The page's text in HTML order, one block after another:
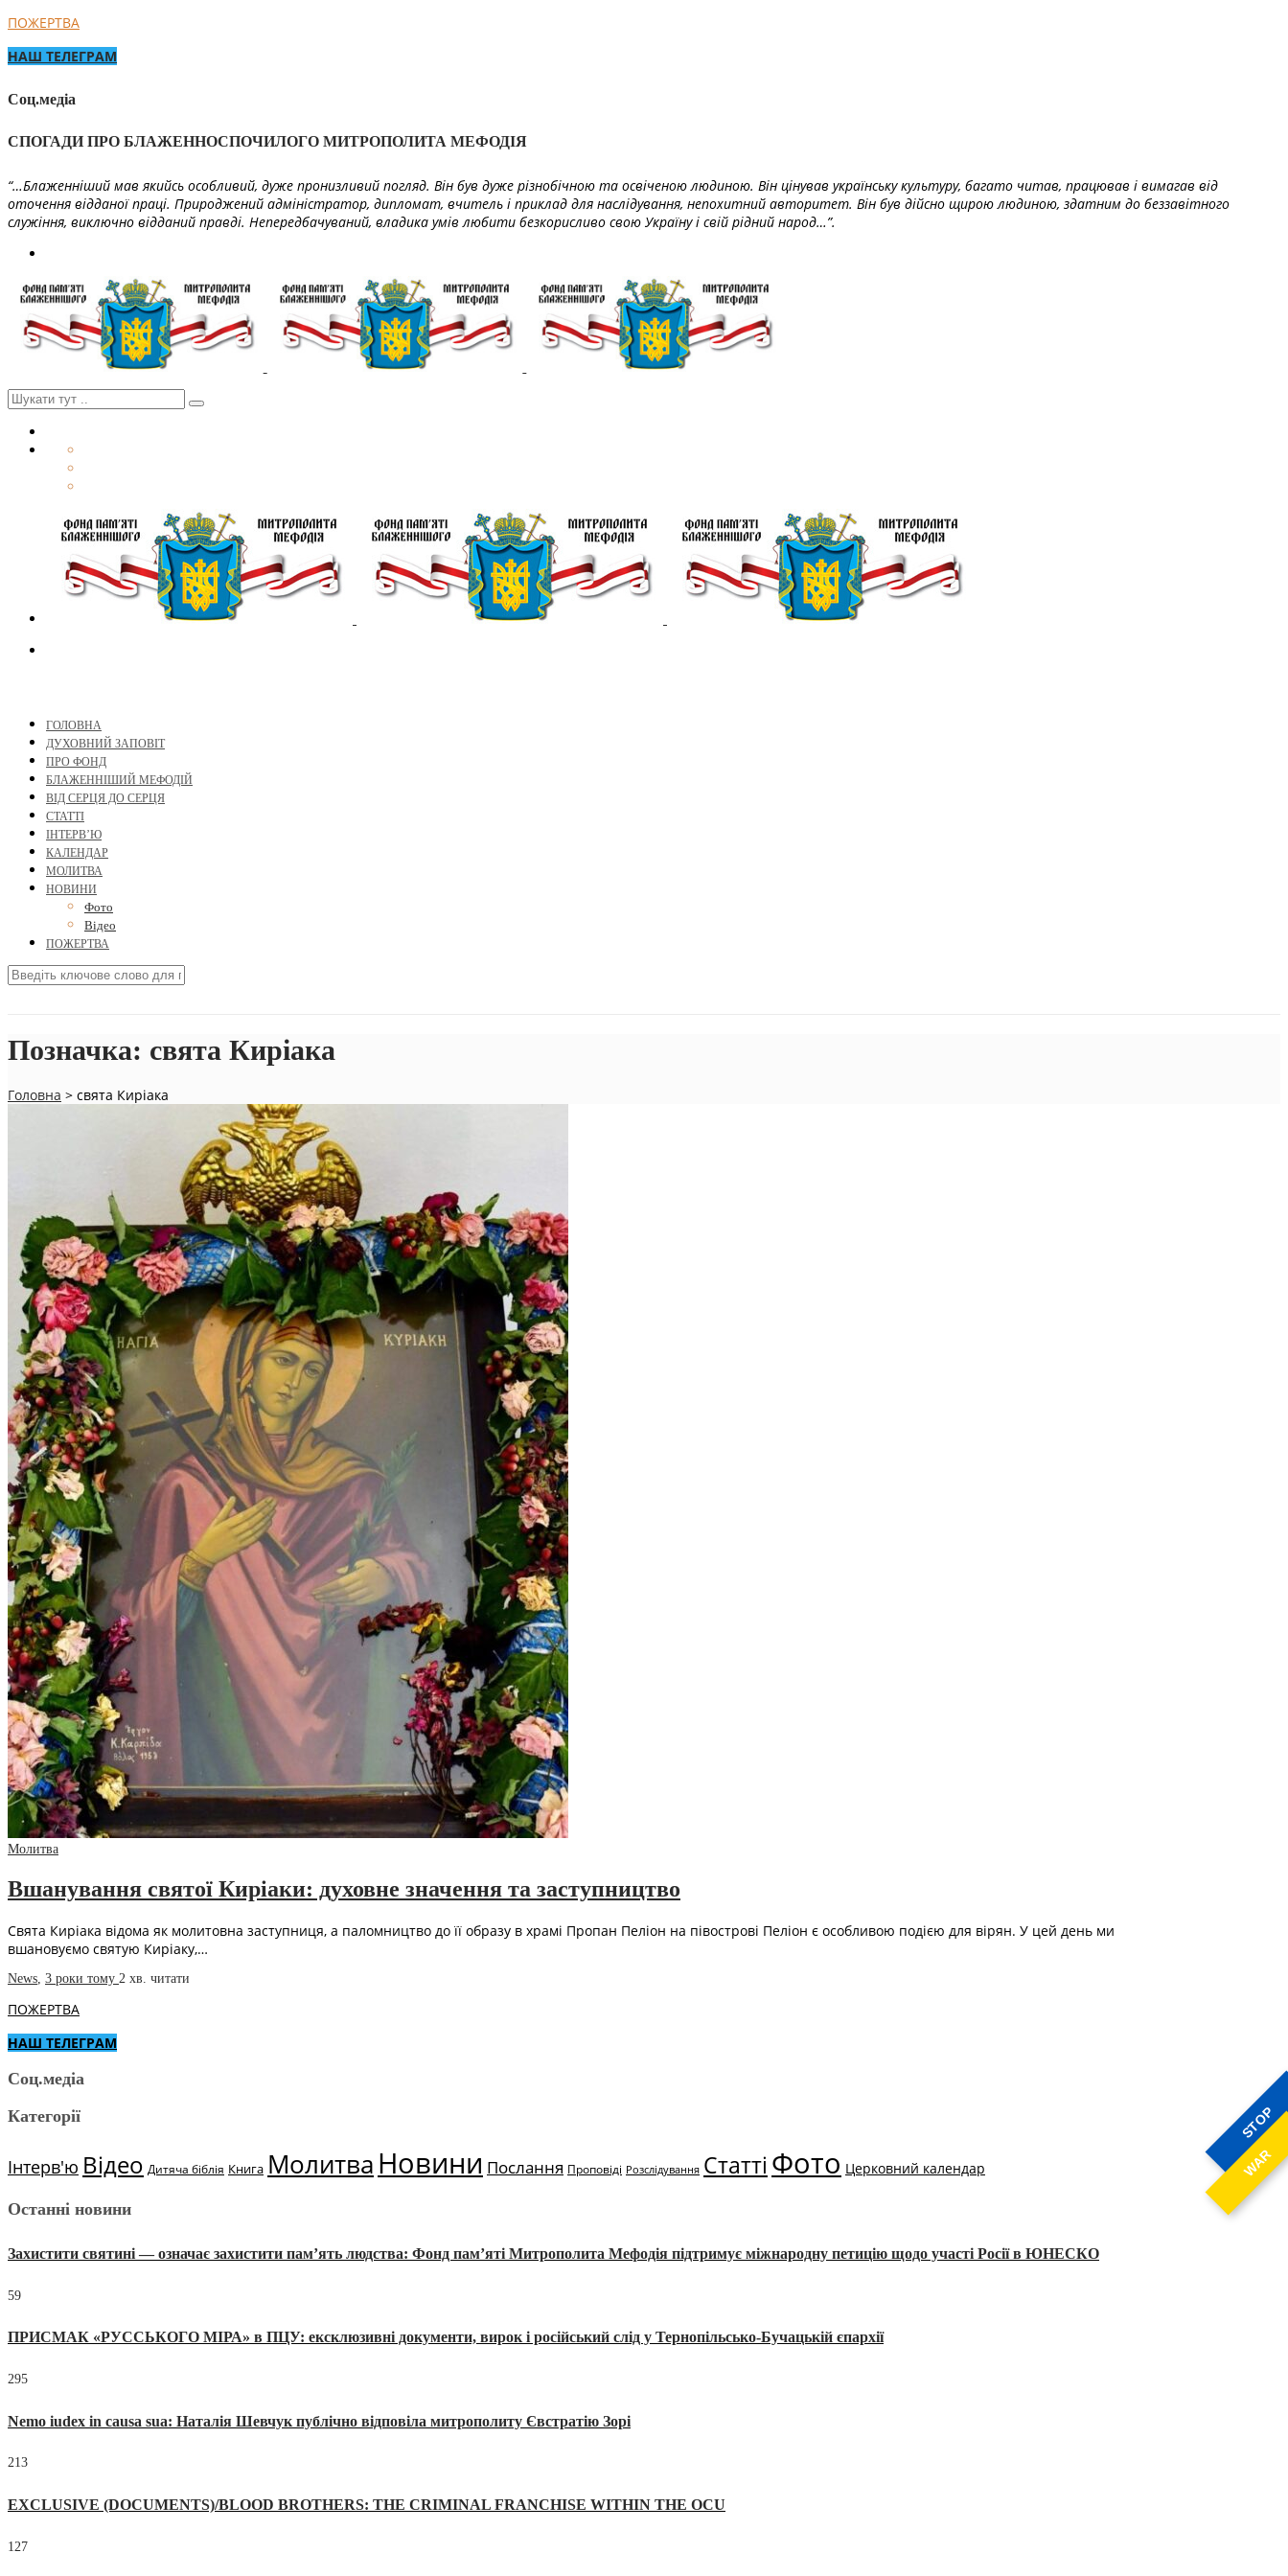
STOP
WAR
ПОЖЕРТВА
НАШ ТЕЛЕГРАМ
Соц.медіа
СПОГАДИ ПРО БЛАЖЕННОСПОЧИЛОГО МИТРОПОЛИТА МЕФОДІЯ
“…Блаженніший мав якийсь особливий, дуже пронизливий погляд. Він був дуже різнобічною та освіченою людиною. Він цінував українську культуру, багато читав, працював і вимагав від
оточення відданої праці. Природжений адміністратор, дипломат, вчитель і приклад для наслідування, непохитний авторитет. Він був дійсно щирою людиною, здатним до беззавітного
служіння, виключно відданий правді. Непередбачуваний, владика умів любити безкорисливо свою Україну і свій рідний народ…”.
ГОЛОВНА
ДУХОВНИЙ ЗАПОВІТ
ПРО ФОНД
БЛАЖЕННІШИЙ МЕФОДІЙ
ВІД СЕРЦЯ ДО СЕРЦЯ
СТАТТІ
ІНТЕРВ’Ю
КАЛЕНДАР
МОЛИТВА
НОВИНИ
Фото
Відео
ПОЖЕРТВА
Позначка: свята Киріака
Головна > свята Киріака
Молитва
Вшанування святої Киріаки: духовне значення та заступництво
Свята Киріака відома як молитовна заступниця, а паломництво до її образу в храмі Пропан Пеліон на півострові Пеліон є особливою подією для вірян. У цей день ми
вшановуємо святую Киріаку,…
News, 3 роки тому 2 хв. читати
ПОЖЕРТВА
НАШ ТЕЛЕГРАМ
Соц.медіа
Категорії
Інтерв'ю Відео Дитяча біблія Книга МолитваНовини Послання Проповіді Розслідування Статті Фото Церковний календар
Останні новини
Захистити святині — означає захистити пам’ять людства: Фонд пам’яті Митрополита Мефодія підтримує міжнародну петицію щодо участі Росії в ЮНЕСКО
59
ПРИСМАК «РУССЬКОГО МІРА» в ПЦУ: ексклюзивні документи, вирок і російський слід у Тернопільсько-Бучацькій єпархії
295
Nemo iudex in causa sua: Наталія Шевчук публічно відповіла митрополиту Євстратію Зорі
213
EXCLUSIVE (DOCUMENTS)/BLOOD BROTHERS: THE CRIMINAL FRANCHISE WITHIN THE OCU
127